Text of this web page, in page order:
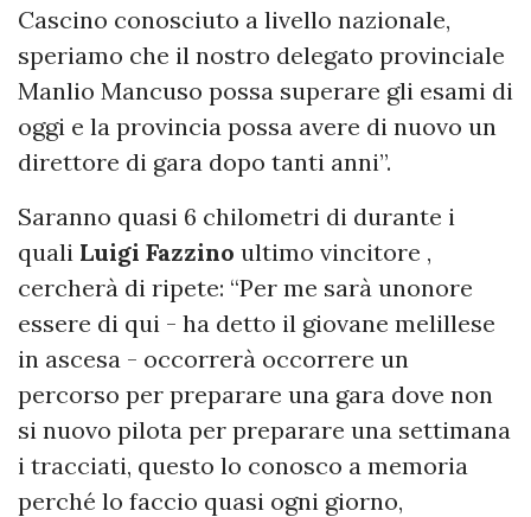
Cascino conosciuto a livello nazionale,
speriamo che il nostro delegato provinciale
Manlio Mancuso possa superare gli esami di
oggi e la provincia possa avere di nuovo un
direttore di gara dopo tanti anni”.
Saranno quasi 6 chilometri di durante i
quali Luigi Fazzino ultimo vincitore ,
cercherà di ripete: “Per me sarà unonore
essere di qui - ha detto il giovane melillese
in ascesa - occorrerà occorrere un
percorso per preparare una gara dove non
si nuovo pilota per preparare una settimana
i tracciati, questo lo conosco a memoria
perché lo faccio quasi ogni giorno,